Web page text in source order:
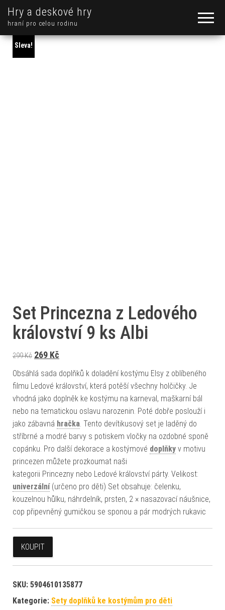
Hry a deskové hry
hraní pro celou rodinu
Sleva!
Set Princezna z Ledového
království 9 ks Albi
299Kč Původní cena byla: 299 Kč.
269 Kč
Obsáhlá sada doplňků k doladění kostýmu Elsy z oblíbeného
filmu Ledové království, která potěší všechny holčičky. Je
vhodná jako doplněk ke kostýmu na karneval, maškarní bál
nebo na tematickou oslavu narozenin. Poté dobře poslouží i
jako zábavná hračka . Tento devítikusový set je laděný do
stříbrné a modré barvy s potiskem vločky na ozdobné sponě
copánku. Pro další dekorace a kostýmové doplňky v motivu
princezen můžete prozkoumat naši
kategorii Princezny nebo Ledové království párty. Velikost:
univerzální(určeno pro děti) Set obsahuje: čelenku,
kouzelnou hůlku, náhrdelník, prsten, 2 × nasazovací náušnice,
cop připevněný gumičkou se sponou a pár modrých rukavic
KOUPIT
SKU: 5904610135877
Kategorie: Sety doplňků ke kostýmům pro děti